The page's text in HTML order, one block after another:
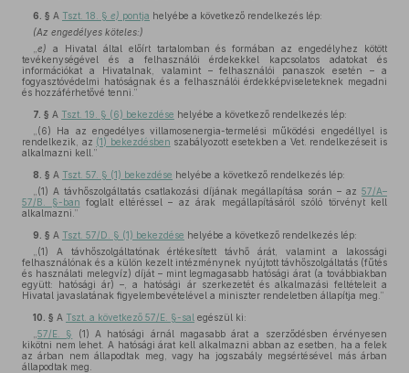
6. § A Tszt. 18. § e) pontja helyébe a következő rendelkezés lép:
(Az engedélyes köteles:)
e) a Hivatal által előírt tartalomban és formában az engedélyhez kötött
tevékenységével és a felhasználói érdekekkel kapcsolatos adatokat és
információkat a Hivatalnak, valamint – felhasználói panaszok esetén – a
fogyasztóvédelmi hatóságnak és a felhasználói érdekképviseleteknek megadni
és hozzáférhetővé tenni.”
7. § A Tszt. 19. § (6) bekezdése helyébe a következő rendelkezés lép:
„(6) Ha az engedélyes villamosenergia-termelési működési engedéllyel is
rendelkezik, az (1) bekezdésben szabályozott esetekben a Vet. rendelkezéseit is
alkalmazni kell.”
8. § A Tszt. 57. § (1) bekezdése helyébe a következő rendelkezés lép:
„(1) A távhőszolgáltatás csatlakozási díjának megállapítása során – az 57/A–
57/B. §-ban foglalt eltéréssel – az árak megállapításáról szóló törvényt kell
alkalmazni.”
9. § A Tszt. 57/D. § (1) bekezdése helyébe a következő rendelkezés lép:
„(1) A távhőszolgáltatónak értékesített távhő árát, valamint a lakossági
felhasználónak és a külön kezelt intézménynek nyújtott távhőszolgáltatás (fűtés
és használati melegvíz) díját – mint legmagasabb hatósági árat (a továbbiakban
együtt: hatósági ár) –, a hatósági ár szerkezetét és alkalmazási feltételeit a
Hivatal javaslatának figyelembevételével a miniszter rendeletben állapítja meg.”
10. § A Tszt. a következő 57/E. §-sal egészül ki:
57/E. §
(1) A hatósági árnál magasabb árat a szerződésben érvényesen
kikötni nem lehet. A hatósági árat kell alkalmazni abban az esetben, ha a felek
az árban nem állapodtak meg, vagy ha jogszabály megsértésével más árban
állapodtak meg.